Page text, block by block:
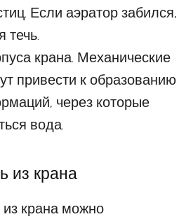
Если аэратор забился,
течь.
крана. Механические
привести к образованию
через которые
вода.
из крана
крана можно